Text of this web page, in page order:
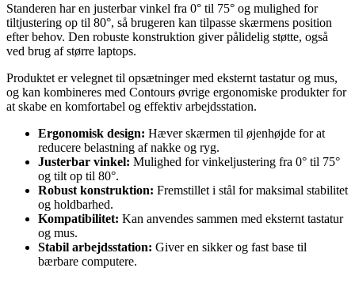
Standeren har en justerbar vinkel fra 0° til 75° og mulighed for
tiltjustering op til 80°, så brugeren kan tilpasse skærmens position
efter behov. Den robuste konstruktion giver pålidelig støtte, også
ved brug af større laptops.
Produktet er velegnet til opsætninger med eksternt tastatur og mus,
og kan kombineres med Contours øvrige ergonomiske produkter for
at skabe en komfortabel og effektiv arbejdsstation.
Ergonomisk design: Hæver skærmen til øjenhøjde for at
reducere belastning af nakke og ryg.
Justerbar vinkel: Mulighed for vinkeljustering fra 0° til 75°
og tilt op til 80°.
Robust konstruktion: Fremstillet i stål for maksimal stabilitet
og holdbarhed.
Kompatibilitet: Kan anvendes sammen med eksternt tastatur
og mus.
Stabil arbejdsstation: Giver en sikker og fast base til
bærbare computere.